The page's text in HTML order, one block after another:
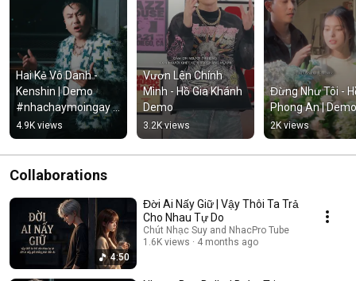
Hai Kẻ Vô Danh -
Kenshin | Demo
#nhachaymoingay
#tamtrang
4.9K views
Vươn Lên Chính
Mình - Hồ Gia Khánh
Demo
3.2K views
Đừng Như Tôi -
Phong An | Demo
2K views
Collaborations
4:50
Đời Ai Nấy Giữ | Vậy Thôi Ta Trả
Cho Nhau Tự Do
Chút Nhạc Suy and NhacPro Tube
1.6K views
4 months ago